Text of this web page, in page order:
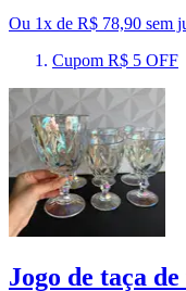
Ou 1x de R$ 78,90 sem
Cupom R$ 5 OFF
Jogo de taça